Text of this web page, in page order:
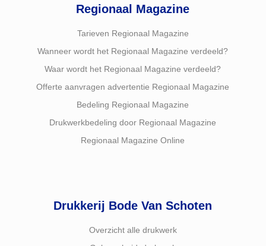
Regionaal Magazine
Tarieven Regionaal Magazine
Wanneer wordt het Regionaal Magazine verdeeld?
Waar wordt het Regionaal Magazine verdeeld?
Offerte aanvragen advertentie Regionaal Magazine
Bedeling Regionaal Magazine
Drukwerkbedeling door Regionaal Magazine
Regionaal Magazine Online
Drukkerij Bode Van Schoten
Overzicht alle drukwerk